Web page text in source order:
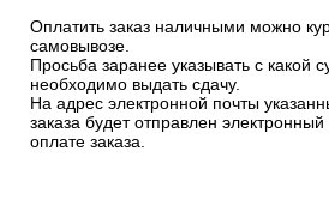
Оплатить заказ наличными можно
самовывозе.
Просьба заранее указывать с какой
необходимо выдать сдачу.
На адрес электронной почты
заказа будет отправлен
оплате заказа.